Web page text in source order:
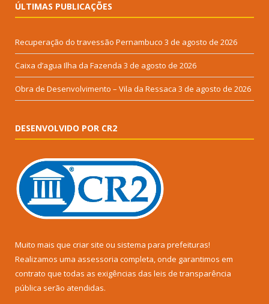
ÚLTIMAS PUBLICAÇÕES
Recuperação do travessão Pernambuco 3 de agosto de 2026
Caixa d’agua Ilha da Fazenda 3 de agosto de 2026
Obra de Desenvolvimento – Vila da Ressaca 3 de agosto de 2026
DESENVOLVIDO POR CR2
Muito mais que criar site ou sistema para prefeituras!
Realizamos uma assessoria completa, onde garantimos em
contrato que todas as exigências das leis de transparência
pública serão atendidas.